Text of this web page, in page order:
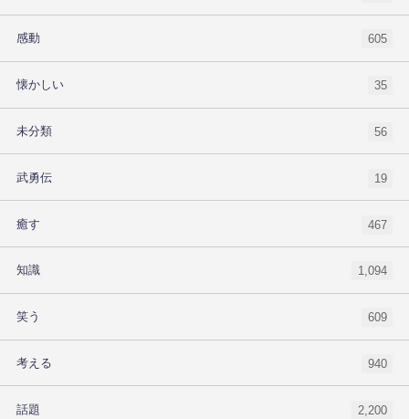
感動 605
懐かしい 35
未分類 56
武勇伝 19
癒す 467
知識 1,094
笑う 609
考える 940
話題 2,200